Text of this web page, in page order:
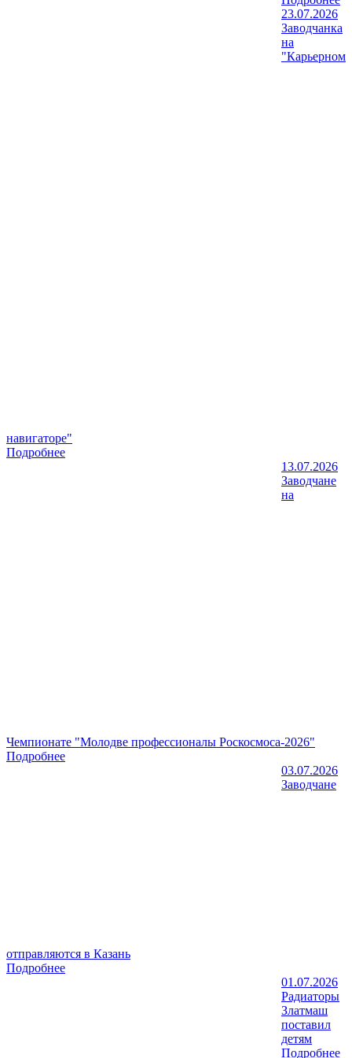
23.07.2026
Заводчанка
на
"Карьерном
навигаторе"
Подробнее
13.07.2026
Заводчане
на
Чемпионате "Молодве профессионалы Роскосмоса-2026"
Подробнее
03.07.2026
Заводчане
отправляются в Казань
Подробнее
01.07.2026
Радиаторы
Златмаш
поставил
детям
Подробнее